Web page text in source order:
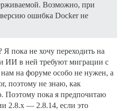
Возможно, при
ошибка Docker не
пока не хочу переходить на
ИИ в ней требуют миграции с
на форуме особо не нужен, а
поэтому не знаю, как
Поэтому пока я предпочитаю
2.8.x — 2.8.14, если это